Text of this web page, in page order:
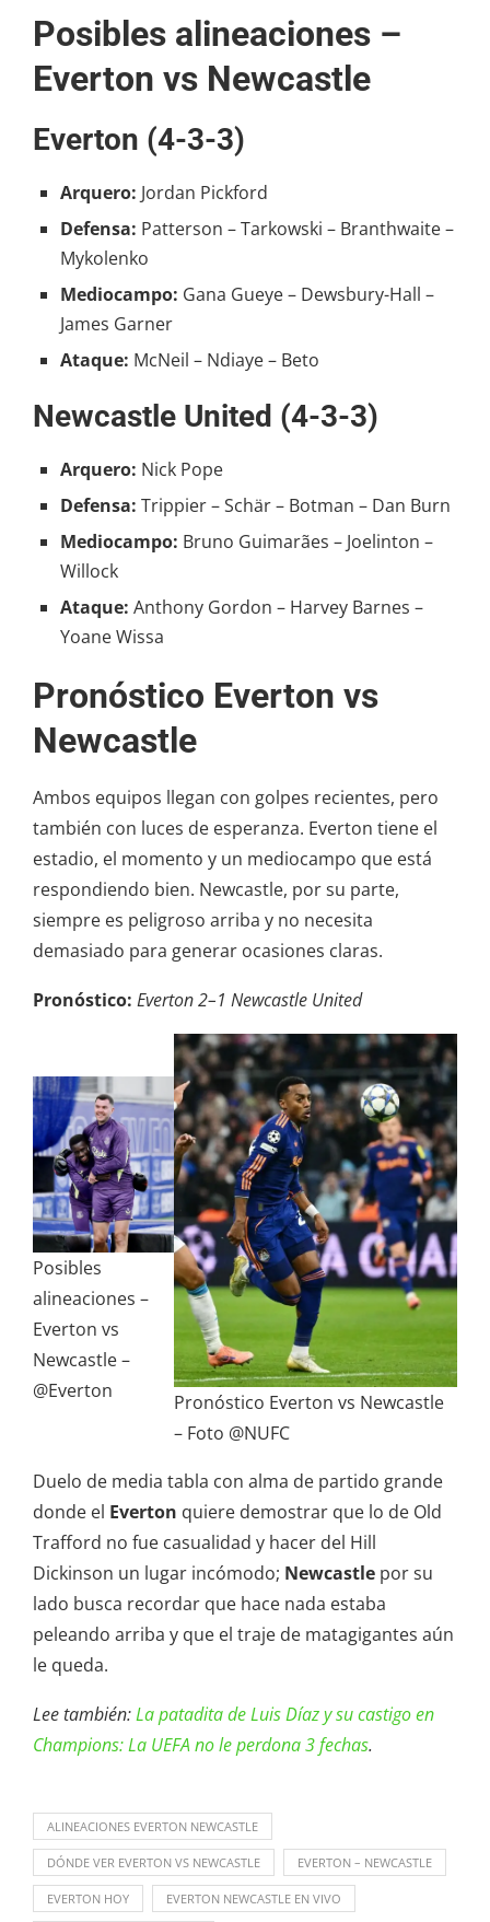
Posibles alineaciones –
Everton vs Newcastle
Everton (4-3-3)
Arquero: Jordan Pickford
Defensa: Patterson – Tarkowski – Branthwaite –
Mykolenko
Mediocampo: Gana Gueye – Dewsbury-Hall –
James Garner
Ataque: McNeil – Ndiaye – Beto
Newcastle United (4-3-3)
Arquero: Nick Pope
Defensa: Trippier – Schär – Botman – Dan Burn
Mediocampo: Bruno Guimarães – Joelinton –
Willock
Ataque: Anthony Gordon – Harvey Barnes –
Yoane Wissa
Pronóstico Everton vs
Newcastle
Ambos equipos llegan con golpes recientes, pero
también con luces de esperanza. Everton tiene el
estadio, el momento y un mediocampo que está
respondiendo bien. Newcastle, por su parte,
siempre es peligroso arriba y no necesita
demasiado para generar ocasiones claras.
Pronóstico: Everton 2–1 Newcastle United
Posibles
alineaciones –
Everton vs
Newcastle –
@Everton
Pronóstico Everton vs Newcastle
– Foto @NUFC
Duelo de media tabla con alma de partido grande
donde el Everton quiere demostrar que lo de Old
Trafford no fue casualidad y hacer del Hill
Dickinson un lugar incómodo; Newcastle por su
lado busca recordar que hace nada estaba
peleando arriba y que el traje de matagigantes aún
le queda.
Lee también:La patadita de Luis Díaz y su castigo en
Champions: La UEFA no le perdona 3 fechas.
ALINEACIONES EVERTON NEWCASTLE
DÓNDE VER EVERTON VS NEWCASTLE EVERTON – NEWCASTLE
EVERTON HOY EVERTON NEWCASTLE EN VIVO